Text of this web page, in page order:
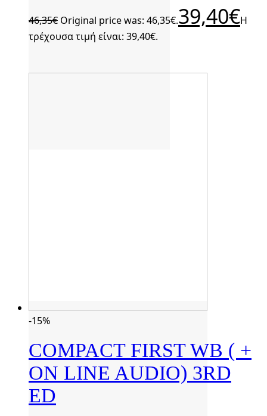
46,35€ Original price was: 46,35€.39,40€Η
τρέχουσα τιμή είναι: 39,40€.
-15%
COMPACT FIRST WB ( +
ON LINE AUDIO) 3RD
ED